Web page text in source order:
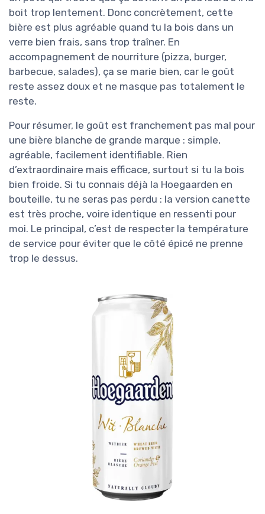
boit trop lentement. Donc concrètement, cette
bière est plus agréable quand tu la bois dans un
verre bien frais, sans trop traîner. En
accompagnement de nourriture (pizza, burger,
barbecue, salades), ça se marie bien, car le goût
reste assez doux et ne masque pas totalement le
reste.
Pour résumer, le goût est franchement pas mal pour
une bière blanche de grande marque : simple,
agréable, facilement identifiable. Rien
d’extraordinaire mais efficace, surtout si tu la bois
bien froide. Si tu connais déjà la Hoegaarden en
bouteille, tu ne seras pas perdu : la version canette
est très proche, voire identique en ressenti pour
moi. Le principal, c’est de respecter la température
de service pour éviter que le côté épicé ne prenne
trop le dessus.